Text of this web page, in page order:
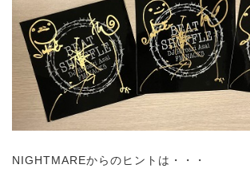
NIGHTMAREからのヒントは・・・